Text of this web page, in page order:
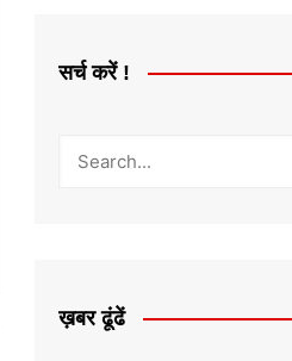
सर्च करें !
ख़बर ढूंढें